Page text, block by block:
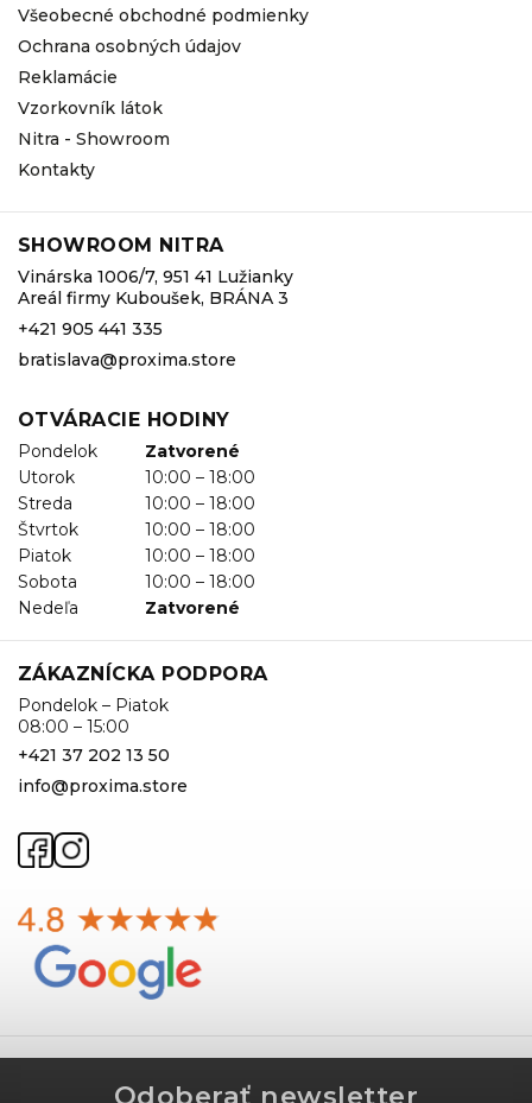
Všeobecné obchodné podmienky
Ochrana osobných údajov
Reklamácie
Vzorkovník látok
Nitra - Showroom
Kontakty
SHOWROOM NITRA
Vinárska 1006/7, 951 41 Lužianky
Areál firmy Kuboušek, BRÁNA 3
+421 905 441 335
bratislava@proxima.store
OTVÁRACIE HODINY
Pondelok
Zatvorené
Utorok
10:00 – 18:00
Streda
10:00 – 18:00
Štvrtok
10:00 – 18:00
Piatok
10:00 – 18:00
Sobota
10:00 – 18:00
Nedeľa
Zatvorené
ZÁKAZNÍCKA PODPORA
Pondelok – Piatok
08:00 – 15:00
+421 37 202 13 50
info@proxima.store
Odoberať newsletter